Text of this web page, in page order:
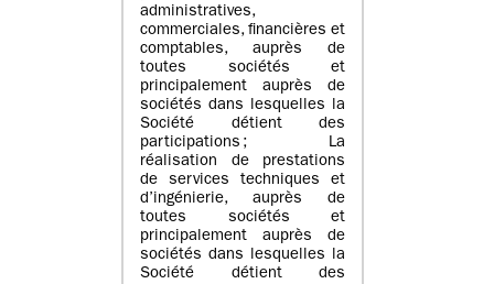
administratives,
commerciales, financières et
comptables, auprès de
toutes sociétés et
principalement auprès de
sociétés dans lesquelles la
Société détient des
participations ; La
réalisation de prestations
de services techniques et
d’ingénierie, auprès de
toutes sociétés et
principalement auprès de
sociétés dans lesquelles la
Société détient des